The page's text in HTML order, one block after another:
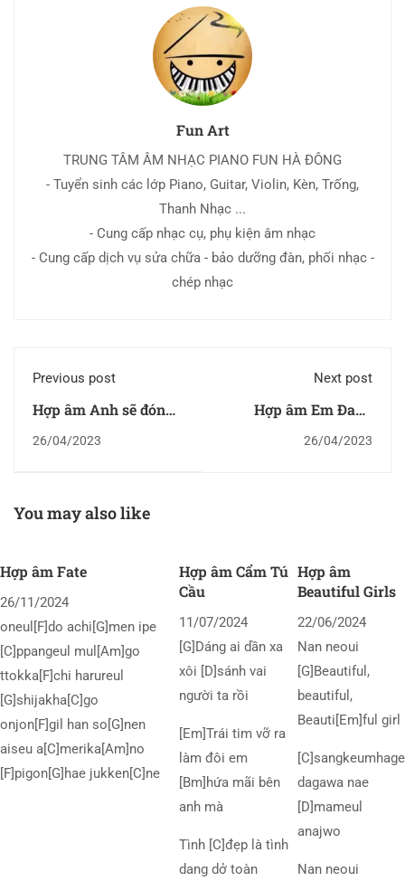
Fun Art
TRUNG TÂM ÂM NHẠC PIANO FUN HÀ ĐÔNG
- Tuyển sinh các lớp Piano, Guitar, Violin, Kèn, Trống,
Thanh Nhạc ...
- Cung cấp nhạc cụ, phụ kiện âm nhạc
- Cung cấp dịch vụ sửa chữa - bảo dưỡng đàn, phối nhạc -
chép nhạc
Previous post
Hợp âm Anh sẽ đón
không xa (Anh sẽ đón
26/04/2023
Next post
Hợp âm Em Đang
26/04/2023
You may also like
Hợp âm Fate
26/11/2024
oneul[F]do achi[G]men ipe
[C]ppangeul mul[Am]go
ttokka[F]chi harureul
[G]shijakha[C]go
onjon[F]gil han so[G]nen
aiseu a[C]merika[Am]no
[F]pigon[G]hae jukken[C]ne
Hợp âm Cẩm Tú
Cầu
11/07/2024
[G]Dáng ai dần xa
xôi [D]sánh vai
người ta rồi
[Em]Trái tim vỡ ra
làm đôi em
[Bm]hứa mãi bên
anh mà
Tình [C]đẹp là tình
dang dở toàn
Hợp âm
Beautiful Girls
22/06/2024
Nan neoui
[G]Beautiful,
beautiful,
Beauti[Em]ful girl
[C]sangkeumhage
dagawa nae
[D]mameul
anajwo
Nan neoui